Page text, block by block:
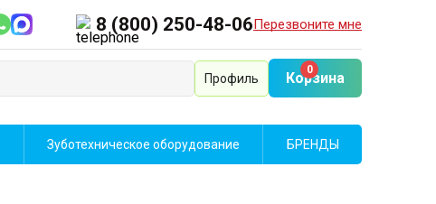
8 (800) 250-48-06Перезвоните мне
Профиль
0
Корзина
Зуботехническое оборудование БРЕНДЫ